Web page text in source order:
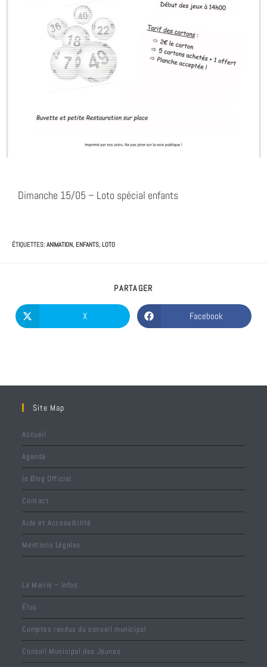
Dimanche 15/05 – Loto spécial enfants
ÉTIQUETTES: ANIMATION, ENFANTS, LOTO
PARTAGER
X Facebook
Site Map
Accueil
Agenda
le Blog Officiel
Contact
Aide et Accessibilité
Mentions Légales
La Mairie – Infos
Élus
Comptes rendus du conseil municipal
Conseil Municipal des Jeunes